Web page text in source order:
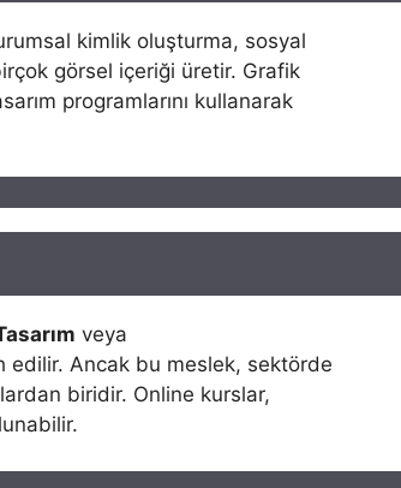
kimlik oluşturma, sosyal
görsel içeriği üretir. Grafik
programlarını kullanarak
veya
edilir. Ancak bu meslek, sektörde
biridir. Online kurslar,